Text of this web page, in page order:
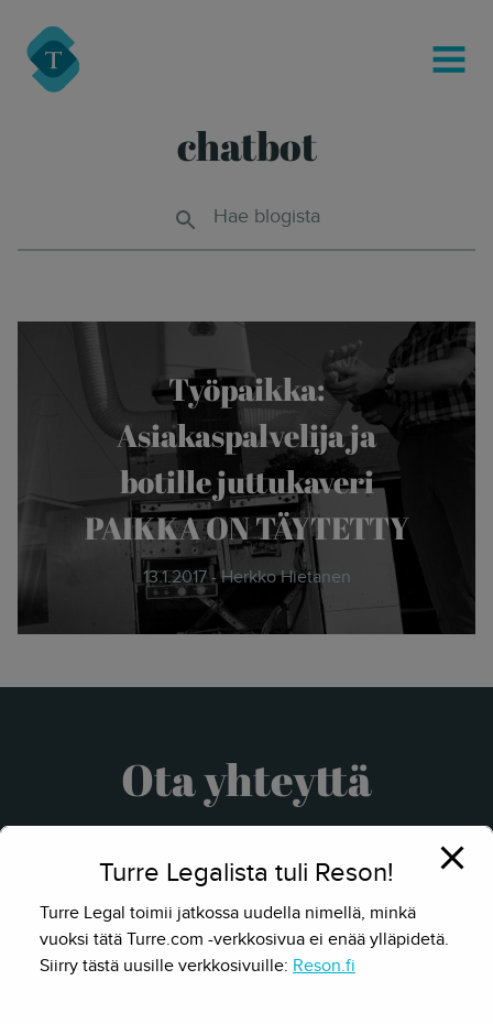
Turre Legal
MENU
chatbot
Hae blogista
Työpaikka:
Asiakaspalvelija ja
botille juttukaveri
PAIKKA ON TÄYTETTY
13.1.2017 - Herkko Hietanen
Ota yhteyttä
Turre Legalista tuli Reson!
Turre Legal toimii jatkossa uudella nimellä, minkä
vuoksi tätä Turre.com -verkkosivua ei enää ylläpidetä.
Siirry tästä uusille verkkosivuille: Reson.fi